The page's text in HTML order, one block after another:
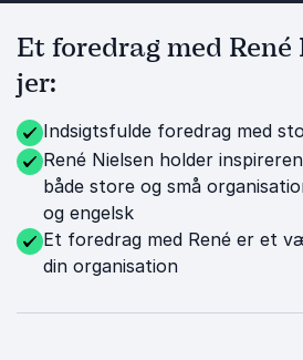
Et foredrag med René
jer:
Indsigtsfulde foredrag med
René Nielsen holder
både store og små
og engelsk
Et foredrag med René er et
din organisation